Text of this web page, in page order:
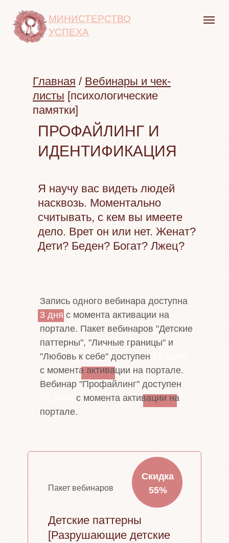
МИНИСТЕРСТВО
УСПЕХА
ПРОФАЙЛИНГ И
ИДЕНТИФИКАЦИЯ
Я научу вас видеть людей
насквозь. Моментально
считывать, с кем вы имеете
дело. Врет он или нет. Женат?
Дети? Беден? Богат? Лжец?
Главная / Вебинары и чек-
листы [психологические
памятки]
Запись одного вебинара доступна
3 дня с момента активации на
портале. Пакет вебинаров "Детские
паттерны", "Личные границы" и
"Любовь к себе" доступен
с момента активации на портале.
Вебинар "Профайлинг" доступен
с момента активации на
портале.
Детские паттерны
[Разрушающие детские
Пакет вебинаров
Скидка
10%
Скидка
55%